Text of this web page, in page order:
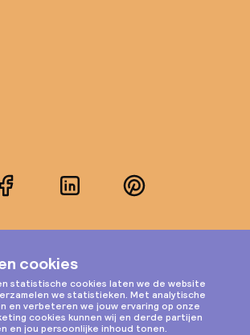
FacebookLinkedInPinterest
Instagram